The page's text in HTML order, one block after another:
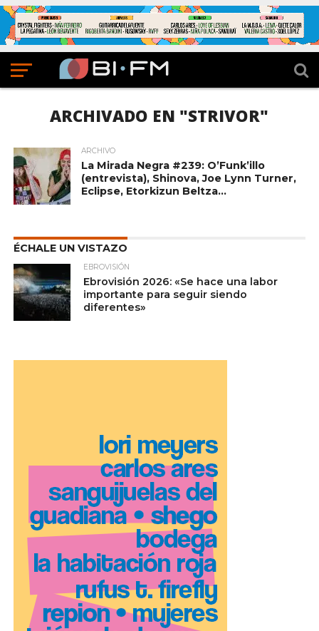
ARCHIVADO EN "STRIVOR"
ARCHIVO
La Mirada Negra #239: O’Funk’illo
(entrevista), Shinova, Joe Lynn Turner,
Eclipse, Etorkizun Beltza…
ÉCHALE UN VISTAZO
EBROVISIÓN
Ebrovisión 2026: «Se hace una labor
importante para seguir siendo
diferentes»